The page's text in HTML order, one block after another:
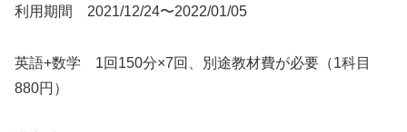
利用期間 2021/12/24〜2022/01/05
英語+数学 1回150分×7回、別途教材費が必要（1科目
880円）